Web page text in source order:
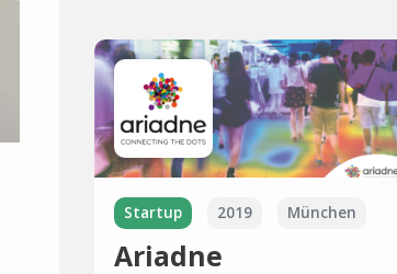
Startup 2019 München
Ariadne